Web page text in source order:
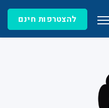
להצטרפות חינם